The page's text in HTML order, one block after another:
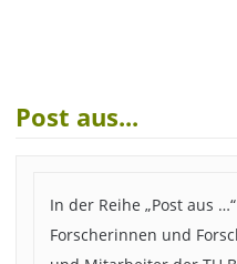
Post aus...
In der Reihe „Post aus
Forscherinnen und